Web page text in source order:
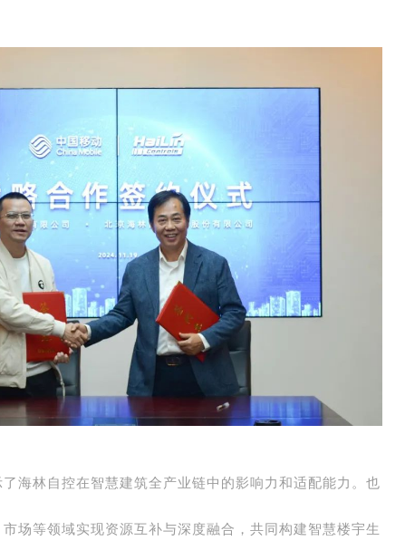
海林自控在智慧建筑全产业链中的影响力和适配能力。也
场等领域实现资源互补与深度融合，共同构建智慧楼宇生